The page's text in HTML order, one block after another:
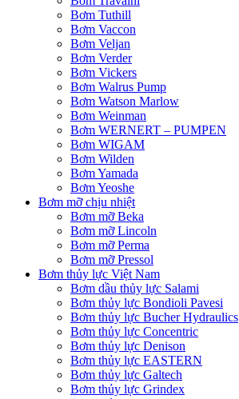
Bơm Tuthill
Bơm Vaccon
Bơm Veljan
Bơm Verder
Bơm Vickers
Bơm Walrus Pump
Bơm Watson Marlow
Bơm Weinman
Bơm WERNERT – PUMPEN
Bơm WIGAM
Bơm Wilden
Bơm Yamada
Bơm Yeoshe
Bơm mỡ chịu nhiệt
Bơm mỡ Beka
Bơm mỡ Lincoln
Bơm mỡ Perma
Bơm mỡ Pressol
Bơm thủy lực Việt Nam
Bơm dầu thủy lực Salami
Bơm thủy lực Bondioli Pavesi
Bơm thủy lực Bucher Hydraulics
Bơm thủy lực Concentric
Bơm thủy lực Denison
Bơm thủy lực EASTERN
Bơm thủy lực Galtech
Bơm thủy lực Grindex